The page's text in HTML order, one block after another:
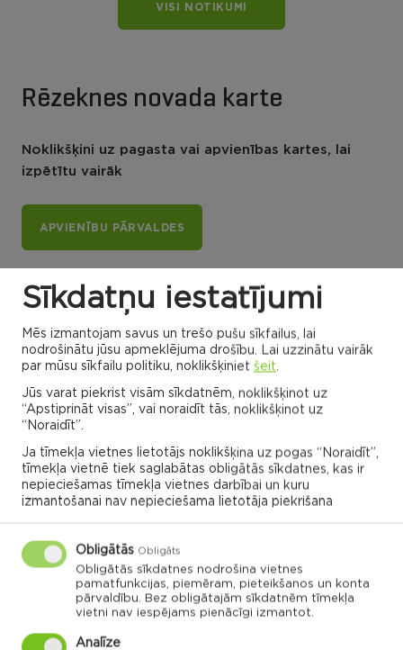
VISI NOTIKUMI
Rēzeknes novada karte
Noklikšķini uz pagasta vai apvienības kartes, lai
izpētītu vairāk
APVIENĪBU PĀRVALDES
Dricānu apvienības
pārvalde
Nautrēnu apvienības
pārvalde
Nagļu pagasts
Rikavas
pagasts
Kantinieku
pagasts
Gaigalavas
pagasts
Dricānu
pagasts
Nautrēnu
pagasts
Ilzeskalna
pagasts
Audriņu
pagasts
Lendžu
Bērzgales
Silmalas
pagasts
Ozolaines
pagasts
Čornajas
pagasts
Stoļerovas
pagasts
Sokolku
Viļānu pagasts
Dekšāres
pagasts
Viļāni
Sīkdatņu iestatījumi
Mēs izmantojam savus un trešo pušu sīkfailus, lai
nodrošinātu jūsu apmeklējuma drošību. Lai uzzinātu vairāk
par mūsu sīkfailu politiku, noklikšķiniet šeit.
Jūs varat piekrist visām sīkdatnēm, noklikšķinot uz
“Apstiprināt visas”, vai noraidīt tās, noklikšķinot uz
“Noraidīt”.
Ja tīmekļa vietnes lietotājs noklikšķina uz pogas “Noraidīt”,
tīmekļa vietnē tiek saglabātas obligātās sīkdatnes, kas ir
nepieciešamas tīmekļa vietnes darbībai un kuru
izmantošanai nav nepieciešama lietotāja piekrišana
Obligātās Obligāts
Obligātās sīkdatnes nodrošina vietnes
pamatfunkcijas, piemēram, pieteikšanos un konta
pārvaldību. Bez obligātajām sīkdatnēm tīmekļa
vietni nav iespējams pienācīgi izmantot.
Analīze